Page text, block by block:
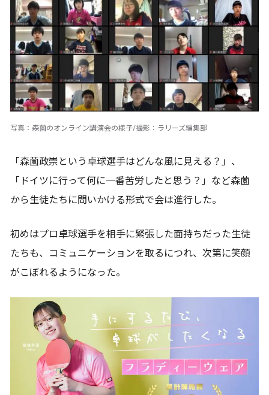
写真：森薗のオンライン講演会の様子/撮影：ラリーズ編集部
「森薗政崇という卓球選手はどんな風に見える？」、
「ドイツに行って何に一番苦労したと思う？」など森薗
から生徒たちに問いかける形式で会は進行した。
初めはプロ卓球選手を相手に緊張した面持ちだった生徒
たちも、コミュニケーションを取るにつれ、次第に笑顔
がこぼれるようになった。